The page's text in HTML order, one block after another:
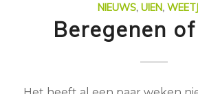
NIEUWS, UIEN,
Beregenen